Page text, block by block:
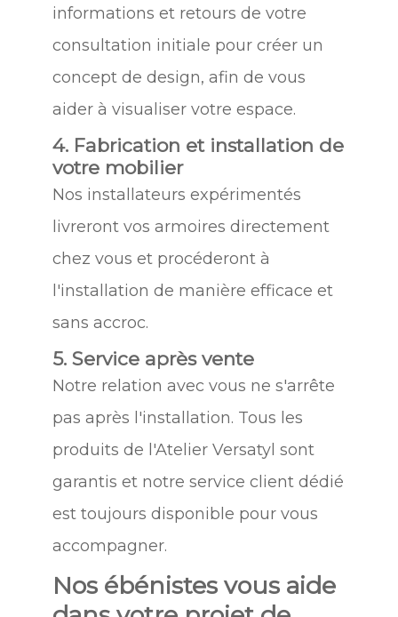
informations et retours de votre
consultation initiale pour créer un
concept de design, afin de vous
aider à visualiser votre espace.
4. Fabrication et installation de
votre mobilier
Nos installateurs expérimentés
livreront vos armoires directement
chez vous et procéderont à
l'installation de manière efficace et
sans accroc.
5. Service après vente
Notre relation avec vous ne s'arrête
pas après l'installation. Tous les
produits de l'Atelier Versatyl sont
garantis et notre service client dédié
est toujours disponible pour vous
accompagner.
Nos ébénistes vous aide